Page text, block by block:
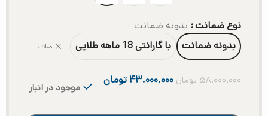
نوع ضمانت بدونه ضمانت
بدونه ضمانت
با گارانتی 18 ماهه طلایی صاف
۵۸.۰۰۰.۰۰۰تومان۴۳.۰۰۰.۰۰۰ تومان
موجود در انبار